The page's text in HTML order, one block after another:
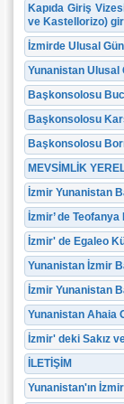
Kapıda Giriş
ve Kastellorizo)
İzmirde Ulusal
Yunanistan Ulusal
Βaşkonsolosu
Başkonsolosu
Başkonsolosu
MEVSİMLİK
İzmir Yunanistan
İzmir’ de
İzmir' de Egaleo
Yunanistan İzmir
İzmir Yunanistan
Yunanistan Ahaia
İzmir' deki Sakız
İLETİŞİM
Yunanistan'ın